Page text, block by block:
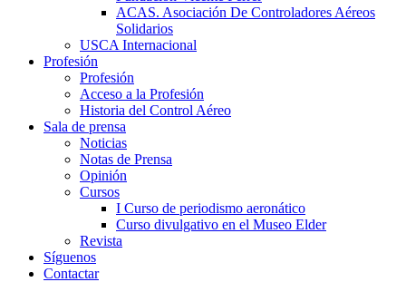
ACAS. Asociación De Controladores Aéreos
Solidarios
USCA Internacional
Profesión
Profesión
Acceso a la Profesión
Historia del Control Aéreo
Sala de prensa
Noticias
Notas de Prensa
Opinión
Cursos
I Curso de periodismo aeronático
Curso divulgativo en el Museo Elder
Revista
Síguenos
Contactar